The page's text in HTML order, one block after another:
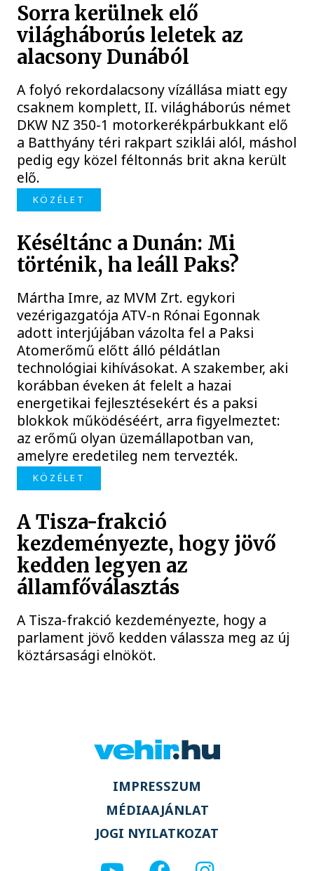
Sorra kerülnek elő
világháborús leletek az
alacsony Dunából
A folyó rekordalacsony vízállása miatt egy
csaknem komplett, II. világháborús német
DKW NZ 350-1 motorkerékpárbukkant elő
a Batthyány téri rakpart sziklái alól, máshol
pedig egy közel féltonnás brit akna került
elő.
KÖZÉLET
Késéltánc a Dunán: Mi
történik, ha leáll Paks?
Mártha Imre, az MVM Zrt. egykori
vezérigazgatója ATV-n Rónai Egonnak
adott interjújában vázolta fel a Paksi
Atomerőmű előtt álló példátlan
technológiai kihívásokat. A szakember, aki
korábban éveken át felelt a hazai
energetikai fejlesztésekért és a paksi
blokkok működéséért, arra figyelmeztet:
az erőmű olyan üzemállapotban van,
amelyre eredetileg nem tervezték.
KÖZÉLET
A Tisza-frakció
kezdeményezte, hogy jövő
kedden legyen az
államfőválasztás
A Tisza-frakció kezdeményezte, hogy a
parlament jövő kedden válassza meg az új
köztársasági elnököt.
IMPRESSZUM
MÉDIAAJÁNLAT
JOGI NYILATKOZAT